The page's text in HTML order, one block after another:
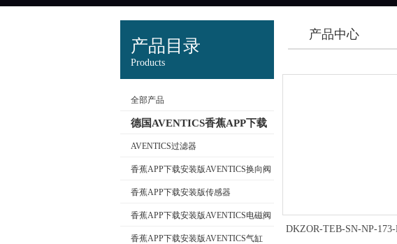
产品目录
Products
全部产品
德国AVENTICS香蕉APP下载
安装版
AVENTICS过滤器
香蕉APP下载安装版AVENTICS换向阀
香蕉APP下载安装版传感器
香蕉APP下载安装版AVENTICS电磁阀
香蕉APP下载安装版AVENTICS气缸
产品中心
DKZOR-TEB-SN-NP-